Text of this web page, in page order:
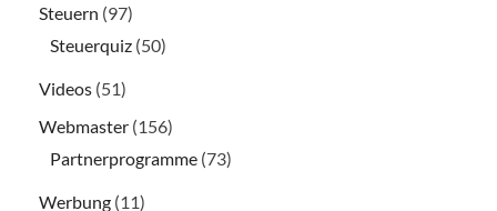
Steuern (97)
Steuerquiz (50)
Videos (51)
Webmaster (156)
Partnerprogramme (73)
Werbung (11)